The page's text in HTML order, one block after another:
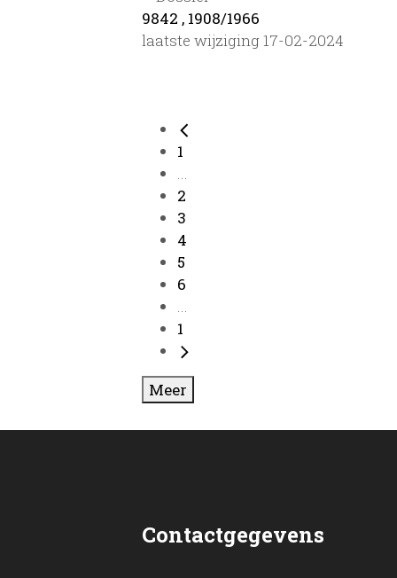
9842 , 1908/1966
laatste wijziging 17-02-2024
1
...
2
3
4
5
6
...
1
Meer
Contactgegevens